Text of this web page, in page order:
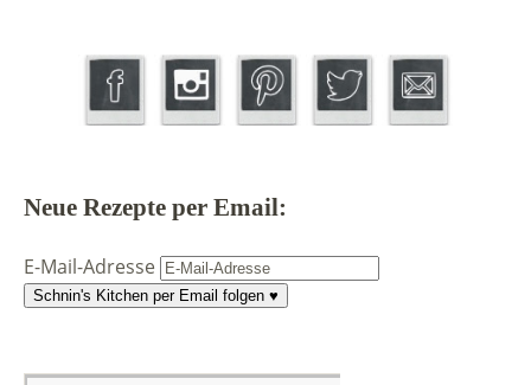
Neue Rezepte per Email:
E-Mail-Adresse
Schnin's Kitchen per Email folgen ♥